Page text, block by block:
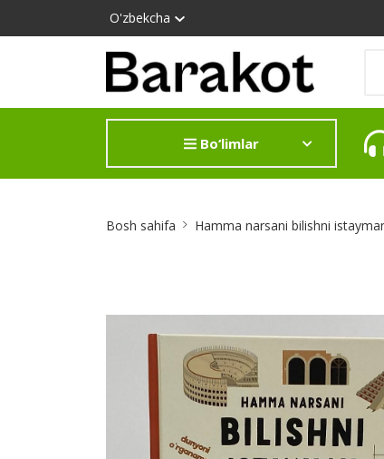
O'zbekcha
Bo‘limlar
Bosh sahifa Hamma narsani bilishni